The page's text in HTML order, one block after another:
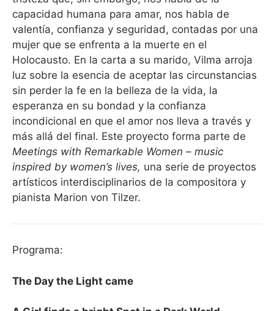
capacidad humana para amar, nos habla de
valentía, confianza y seguridad, contadas por una
mujer que se enfrenta a la muerte en el
Holocausto. En la carta a su marido, Vilma arroja
luz sobre la esencia de aceptar las circunstancias
sin perder la fe en la belleza de la vida, la
esperanza en su bondad y la confianza
incondicional en que el amor nos lleva a través y
más allá del final. Este proyecto forma parte de
Meetings with Remarkable Women – music
inspired by women’s lives, una serie de proyectos
artísticos interdisciplinarios de la compositora y
pianista Marion von Tilzer.
Programa:
The Day the Light came